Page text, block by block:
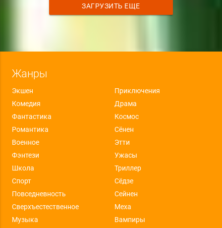
ЗАГРУЗИТЬ ЕЩЕ
Жанры
Экшен
Приключения
Комедия
Драма
Фантастика
Космос
Романтика
Сёнен
Военное
Этти
Фэнтези
Ужасы
Школа
Триллер
Спорт
Сёдзе
Повседневность
Сейнен
Сверхъестественное
Меха
Музыка
Вампиры